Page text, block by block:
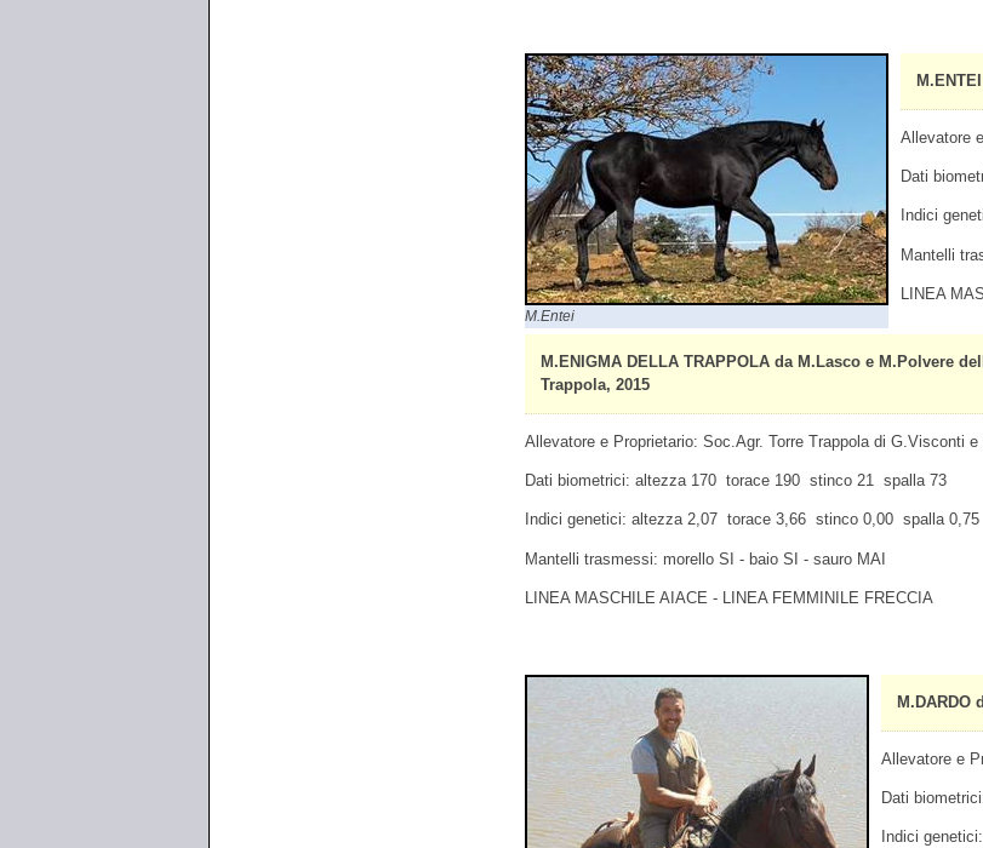
M.Entei
Allevatore
Dati
Indici
Mantelli
LINEA
M.ENIGMA DELLA TRAPPOLA da M.Lasco e M.Polvere
Trappola, 2015
Allevatore e Proprietario: Soc.Agr. Torre Trappola di G.Visconti e
Dati biometrici: altezza 170 torace 190 stinco 21 spalla 73
Indici genetici: altezza 2,07 torace 3,66 stinco 0,00 spalla 0,75
Mantelli trasmessi: morello SI - baio SI - sauro MAI
LINEA MASCHILE AIACE - LINEA FEMMINILE FRECCIA
M.DARDO
Allevatore e
Dati
Indici